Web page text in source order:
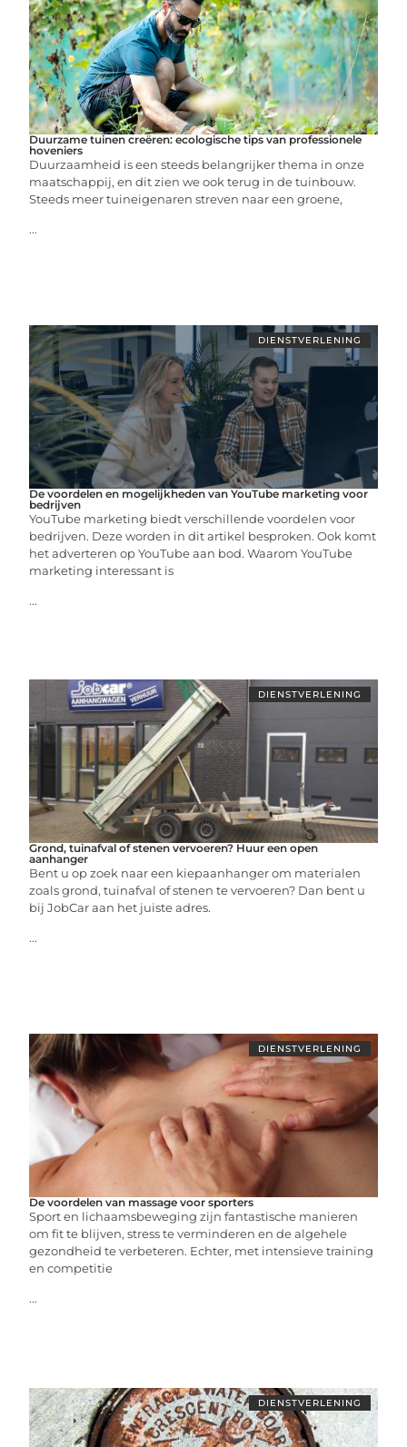
Duurzame tuinen creëren: ecologische tips van professionele
hoveniers
Duurzaamheid is een steeds belangrijker thema in onze
maatschappij, en dit zien we ook terug in de tuinbouw.
Steeds meer tuineigenaren streven naar een groene,
...
DIENSTVERLENING
De voordelen en mogelijkheden van YouTube marketing voor
bedrijven
YouTube marketing biedt verschillende voordelen voor
bedrijven. Deze worden in dit artikel besproken. Ook komt
het adverteren op YouTube aan bod. Waarom YouTube
marketing interessant is
...
DIENSTVERLENING
Grond, tuinafval of stenen vervoeren? Huur een open
aanhanger
Bent u op zoek naar een kiepaanhanger om materialen
zoals grond, tuinafval of stenen te vervoeren? Dan bent u
bij JobCar aan het juiste adres.
...
DIENSTVERLENING
De voordelen van massage voor sporters
Sport en lichaamsbeweging zijn fantastische manieren
om fit te blijven, stress te verminderen en de algehele
gezondheid te verbeteren. Echter, met intensieve training
en competitie
...
DIENSTVERLENING